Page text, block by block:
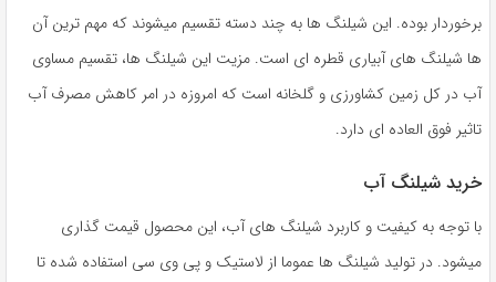
برخوردار بوده. این شیلنگ ها به چند دسته تقسیم میشوند که مهم ترین آن
ها شیلنگ های آبیاری قطره ای است. مزیت این شیلنگ ها، تقسیم مساوی
آب در کل زمین کشاورزی و گلخانه است که امروزه در امر کاهش مصرف آب
تاثیر فوق العاده ای دارد.
خرید شیلنگ آب
با توجه به کیفیت و کاربرد شیلنگ های آب، این محصول قیمت گذاری
میشود. در تولید شیلنگ ها عموما از لاستیک و پی وی سی استفاده شده تا